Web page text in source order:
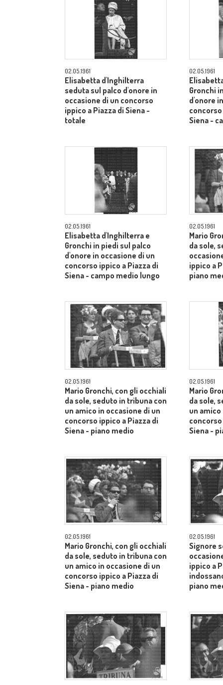
02.05.1961
Elisabetta d'Inghilterra
seduta sul palco d'onore in
occasione di un concorso
ippico a Piazza di Siena -
totale
02.05.1961
Gronchi
d'onore
Siena -
02.05.1961
Elisabetta d'Inghilterra e
Gronchi in piedi sul palco
d'onore in occasione di un
concorso ippico a Piazza di
Siena - campo medio lungo
02.05.1961
Mario
da sole,
ippico a
piano
02.05.1961
Mario Gronchi, con gli occhiali
da sole, seduto in tribuna con
un amico in occasione di un
concorso ippico a Piazza di
Siena - piano medio
02.05.1961
Mario
da sole,
un
Siena -
02.05.1961
Mario Gronchi, con gli occhiali
da sole, seduto in tribuna con
un amico in occasione di un
concorso ippico a Piazza di
Siena - piano medio
02.05.1961
Signore
ippico a
piano